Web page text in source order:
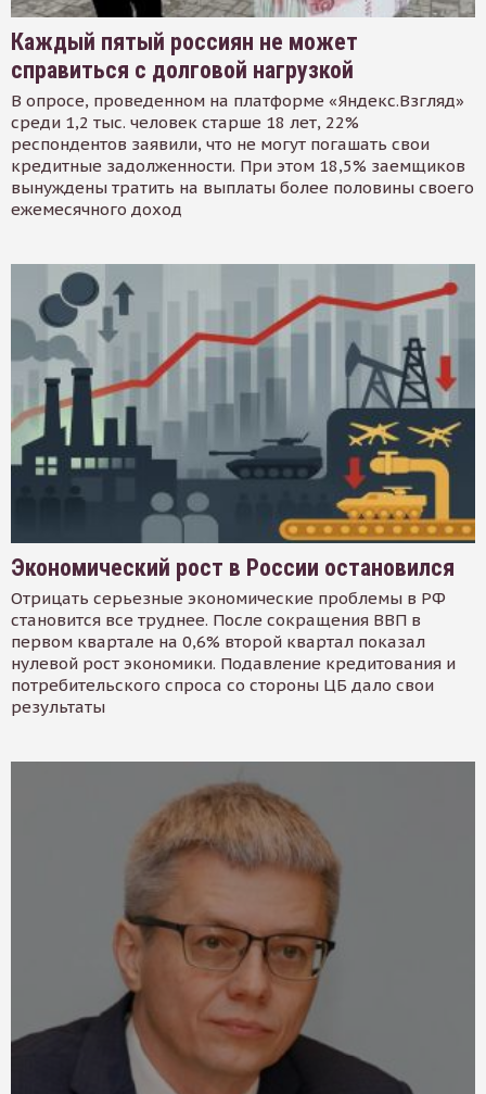
Каждый пятый россиян не может
справиться с долговой нагрузкой
В опросе, проведенном на платформе «Яндекс.Взгляд»
среди 1,2 тыс. человек старше 18 лет, 22%
респондентов заявили, что не могут погашать свои
кредитные задолженности. При этом 18,5% заемщиков
вынуждены тратить на выплаты более половины своего
ежемесячного доход
Экономический рост в России остановился
Отрицать серьезные экономические проблемы в РФ
становится все труднее. После сокращения ВВП в
первом квартале на 0,6% второй квартал показал
нулевой рост экономики. Подавление кредитования и
потребительского спроса со стороны ЦБ дало свои
результаты